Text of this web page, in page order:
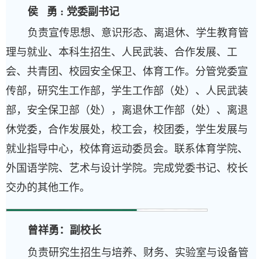
侯 勇 : 党委副书记
负责宣传思想、意识形态、离退休、学生教育管
理与就业、本科生招生、人民武装、合作发展、工
会、共青团、校园安全保卫、体育工作。分管党委宣
传部，研究生工作部，学生工作部（处）、人民武装
部，安全保卫部（处），离退休工作部（处）、离退
休党委，合作发展处，校工会，校团委，学生发展与
就业指导中心，校体育运动委员会。联系体育学院、
外国语学院、艺术与设计学院。完成党委书记、校长
交办的其他工作。
曾祥勇： 副校长
负责研究生招生与培养、财务、实验室与设备管